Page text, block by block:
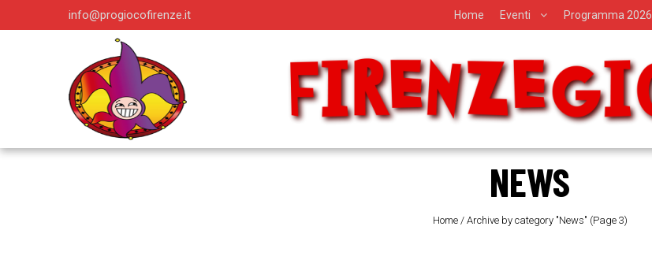
info@progiocofirenze.it Home Eventi Programma 2026
NEWS
Home/ Archive by category "News" (Page 3)